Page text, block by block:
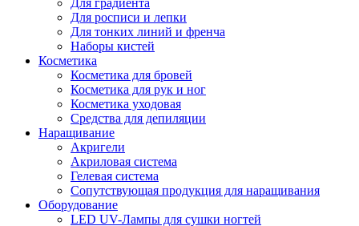
Для градиента
Для росписи и лепки
Для тонких линий и френча
Наборы кистей
Косметика
Косметика для бровей
Косметика для рук и ног
Косметика уходовая
Средства для депиляции
Наращивание
Акригели
Акриловая система
Гелевая система
Сопутствующая продукция для наращивания
Оборудование
LED UV-Лампы для сушки ногтей